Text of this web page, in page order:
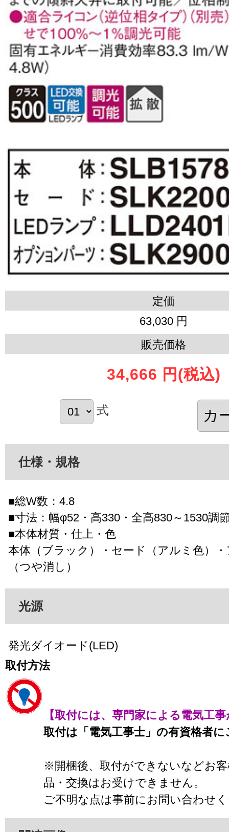
定価
63,030 円
販売価格
34,666 円 (税込)
式
仕様・規格
■総W数：4.8
■寸法：幅φ52・高330・全高830～1530調
■本体材質・仕上・色
本体（ブラック）・セード（アルミ色）
（つや消し）
光源
発光ダイオード(LED)
取付方法
【取付には、専門家による電気工
取付は「電気工事士」の有資格者
※開梱後、取付ができないなどお
品・交換はお受けできません。
ご不明な点は事前にお問い合わせ